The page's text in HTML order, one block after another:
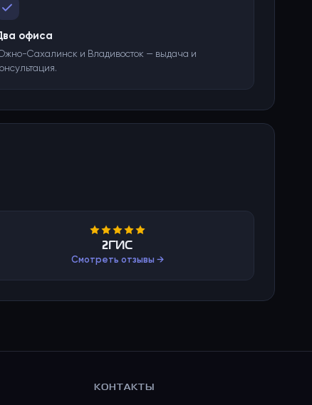
офиса
Сахалинск и Владивосток — выдача и
2ГИС
Смотреть отзывы →
КОНТАКТЫ